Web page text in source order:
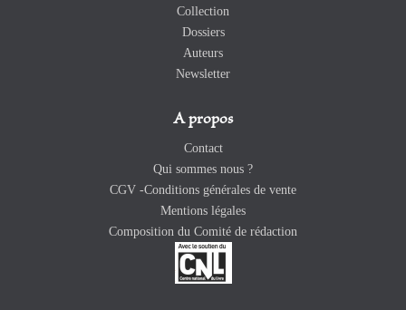
Collection
Dossiers
Auteurs
Newsletter
A propos
Contact
Qui sommes nous ?
CGV -Conditions générales de vente
Mentions légales
Composition du Comité de rédaction